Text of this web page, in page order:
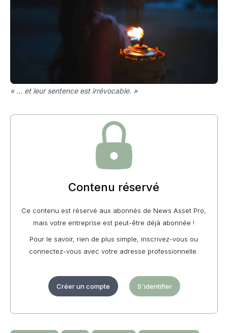
« ... et leur sentence est irrévocable. »
Contenu réservé
Ce contenu est réservé aux abonnés de News Asset Pro,
mais votre entreprise est peut-être déjà abonnée !
Pour le savoir, rien de plus simple, inscrivez-vous ou
connectez-vous avec votre adresse professionnelle.
Créer un compte S'identifier